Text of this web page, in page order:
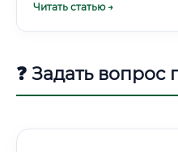
стандартов. Топливная
экономически оправдано.
Читать статью →
❓ Задать